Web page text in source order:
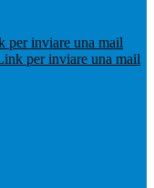
per inviare una mail
per inviare una mail